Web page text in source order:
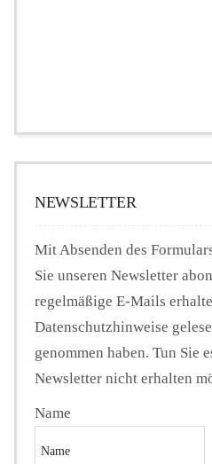
NEWSLETTER
Mit Absenden des
Sie unseren Newsletter
regelmäßige E-Mails
Datenschutzhinweise
genommen haben. Tun Sie
Newsletter nicht erhalten
Name